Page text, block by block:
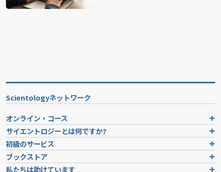
Scientologyネットワーク
オンライン・コース
サイエントロジーとは何ですか?
初級のサービス
ブックストア
私たちは助けています